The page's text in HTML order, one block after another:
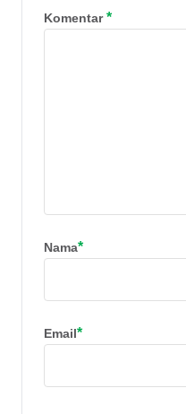
Komentar*
Nama*
Email*